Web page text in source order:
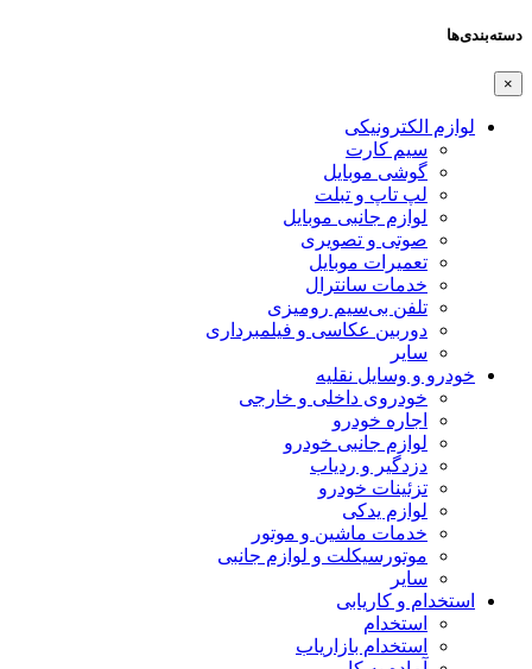
دسته‌بندی‌ها
×
لوازم الکترونیکی
سیم کارت
گوشی موبایل
لپ تاپ و تبلت
لوازم جانبی موبایل
صوتی و تصویری
تعمیرات موبایل
خدمات سانترال
تلفن بی‌سیم رومیزی
دوربین عکاسی و فیلمبرداری
سایر
خودرو و وسایل نقلیه
خودروی داخلی و خارجی
اجاره خودرو
لوازم جانبی خودرو
دزدگیر و ردیاب
تزئینات خودرو
لوازم یدکی
خدمات ماشین و موتور
موتورسیکلت و لوازم جانبی
سایر
استخدام و کاریابی
استخدام
استخدام بازاریاب